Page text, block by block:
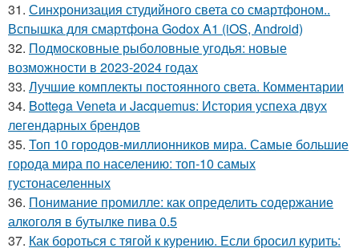
31. Синхронизация студийного света со смартфоном..
Вспышка для смартфона Godox A1 (iOS, Android)
32. Подмосковные рыболовные угодья: новые
возможности в 2023-2024 годах
33. Лучшие комплекты постоянного света. Комментарии
34. Bottega Veneta и Jacquemus: История успеха двух
легендарных брендов
35. Топ 10 городов-миллионников мира. Самые большие
города мира по населению: топ-10 самых
густонаселенных
36. Понимание промилле: как определить содержание
алкоголя в бутылке пива 0.5
37. Как бороться с тягой к курению. Если бросил курить: